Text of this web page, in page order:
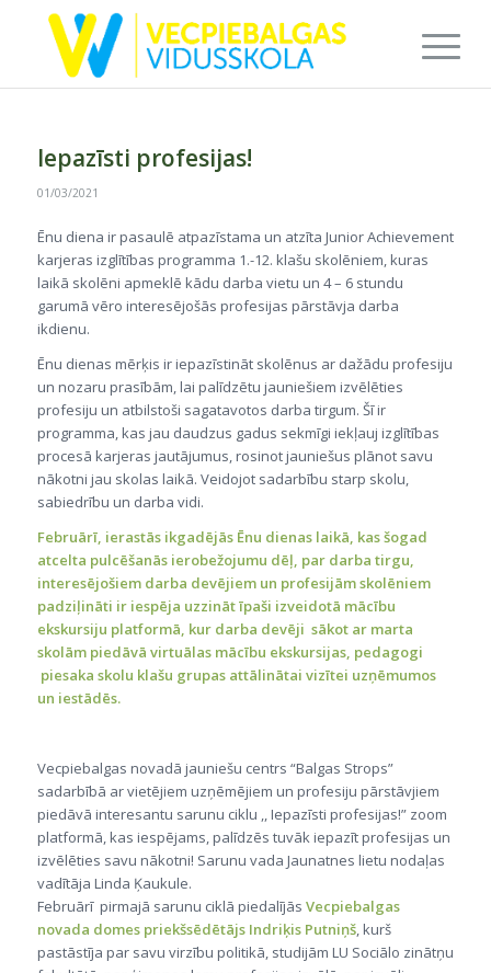
Iepazīsti profesijas!
01/03/2021
Ēnu diena ir pasaulē atpazīstama un atzīta Junior Achievement
karjeras izglītības programma 1.-12. klašu skolēniem, kuras
laikā skolēni apmeklē kādu darba vietu un 4 – 6 stundu
garumā vēro interesējošās profesijas pārstāvja darba
ikdienu.
Ēnu dienas mērķis ir iepazīstināt skolēnus ar dažādu profesiju
un nozaru prasībām, lai palīdzētu jauniešiem izvēlēties
profesiju un atbilstoši sagatavotos darba tirgum. Šī ir
programma, kas jau daudzus gadus sekmīgi iekļauj izglītības
procesā karjeras jautājumus, rosinot jauniešus plānot savu
nākotni jau skolas laikā. Veidojot sadarbību starp skolu,
sabiedrību un darba vidi.
Februārī, ierastās ikgadējās Ēnu dienas laikā, kas šogad
atcelta pulcēšanās ierobežojumu dēļ, par darba tirgu,
interesējošiem darba devējiem un profesijām skolēniem
padziļināti ir iespēja uzzināt īpaši izveidotā mācību
ekskursiju platformā, kur darba devēji sākot ar marta
skolām piedāvā virtuālas mācību ekskursijas, pedagogi
piesaka skolu klašu grupas attālinātai vizītei uzņēmumos
un iestādēs.
Vecpiebalgas novadā jauniešu centrs “Balgas Strops”
sadarbībā ar vietējiem uzņēmējiem un profesiju pārstāvjiem
piedāvā interesantu sarunu ciklu ,, Iepazīsti profesijas!” zoom
platformā, kas iespējams, palīdzēs tuvāk iepazīt profesijas un
izvēlēties savu nākotni! Sarunu vada Jaunatnes lietu nodaļas
vadītāja Linda Ķaukule.
Februārī pirmajā sarunu ciklā piedalījās Vecpiebalgas
novada domes priekšsēdētājs Indriķis Putniņš, kurš
pastāstīja par savu virzību politikā, studijām LU Sociālo zinātņu